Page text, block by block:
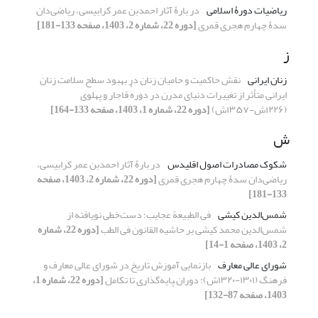
ریاضیات دورۀ اسلامی در بارۀ آثار احمدبن عمر کرابیسی، ریاضی‌دان
سدۀ چهارم هجری قمری[دوره 22، شماره 2، 1403، صفحه 133-181]
ز
زنان ایرانی نقش حاکمیت و حامیان زنان در بهبود سطح سلامت زنان
ایرانی متأثر از تغییرات دنیای مدرن در دورهٔ قاجار و پهلوی
(۱۲۲۶ش-۱۳۵۷ش) [دوره 22، شماره 1، 1403، صفحه 133-164]
ش
شکوک مصادرات اصول اقلیدس در بارۀ آثار احمدبن عمر کرابیسی،
ریاضی‌دان سدۀ چهارم هجری قمری [دوره 22، شماره 2، 1403، صفحه
133-181]
شمس‌الدین کیشی فی الطبیعة عجایب؛ دست‌خطی نویافته از
شمس‌الدین محمد کیشی بر حاشیه القانون فی الطب [دوره 22، شماره
2، 1403، صفحه 1-14]
شورای عالی معارف بازنمایی آموزش تاریخ در شورای عالی معارف و
فرهنگ (۱۳۰۱-۱۳۲۰ش): دوران ‍پایه‌گذاری تا تکامل [دوره 22، شماره 1،
1403، صفحه 87-132]